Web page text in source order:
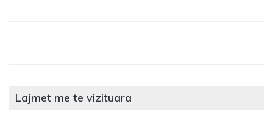
Lajmet me te vizituara